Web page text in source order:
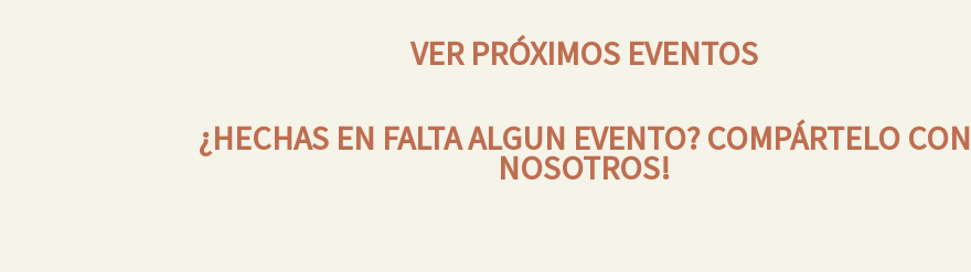
VER PRÓXIMOS EVENTOS
¿HECHAS EN FALTA ALGUN EVENTO? COMPÁRTELO CON
NOSOTROS!